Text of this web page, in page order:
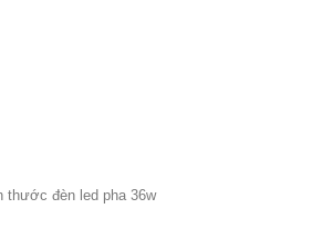
thước đèn led pha 36w